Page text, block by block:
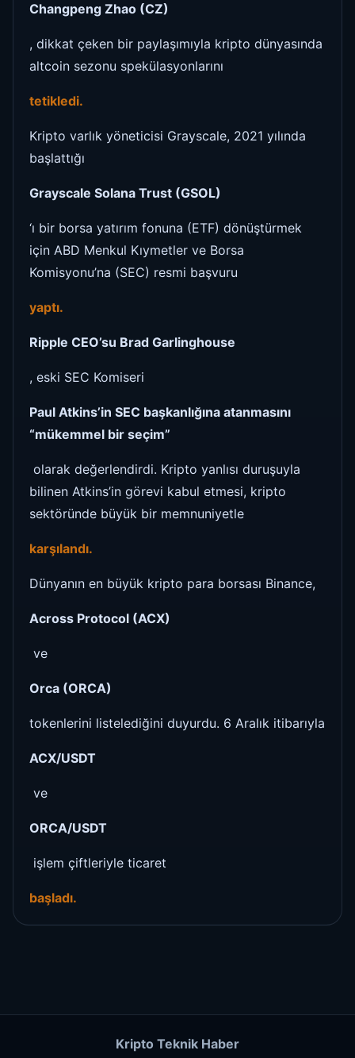
Changpeng Zhao (CZ)
, dikkat çeken bir paylaşımıyla kripto dünyasında
altcoin sezonu spekülasyonlarını
tetikledi.
Kripto varlık yöneticisi Grayscale, 2021 yılında
başlattığı
Grayscale Solana Trust (GSOL)
‘ı bir borsa yatırım fonuna (ETF) dönüştürmek
için ABD Menkul Kıymetler ve Borsa
Komisyonu’na (SEC) resmi başvuru
yaptı.
Ripple CEO’su Brad Garlinghouse
, eski SEC Komiseri
Paul Atkins’in SEC başkanlığına atanmasını
“mükemmel bir seçim”
olarak değerlendirdi. Kripto yanlısı duruşuyla
bilinen Atkins’in görevi kabul etmesi, kripto
sektöründe büyük bir memnuniyetle
karşılandı.
Dünyanın en büyük kripto para borsası Binance,
Across Protocol (ACX)
ve
Orca (ORCA)
tokenlerini listelediğini duyurdu. 6 Aralık itibarıyla
ACX/USDT
ve
ORCA/USDT
işlem çiftleriyle ticaret
başladı.
Kripto Teknik Haber